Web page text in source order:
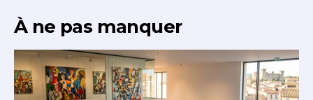
À ne pas manquer